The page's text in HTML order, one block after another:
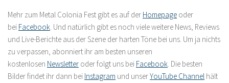
Mehr zum Metal Colonia Fest gibt es auf der Homepage oder
bei Facebook. Und natürlich gibt es noch viele weitere News, Reviews
und Live-Berichte aus der Szene der harten Töne bei uns. Um ja nichts
zu verpassen, abonniert ihr am besten unseren
kostenlosen Newsletter oder folgt uns bei Facebook. Die besten
Bilder findet ihr dann bei Instagram und unserYouTube Channel hält